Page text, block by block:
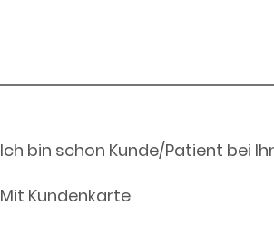
Ich bin schon Kunde/Patient bei
Mit Kundenkarte